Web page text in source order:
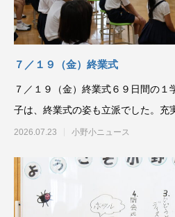
７／１９（金）終業式
７／１９（金）終業式６９日間の１
子は、終業式の姿も立派でした。充
な姿で学校に戻ってき
2026.07.23 小野小ニュース